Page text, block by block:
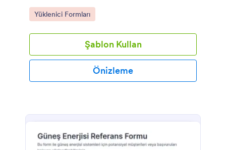
yanıtlarını tek yerde düzenli şekilde yönetin.
Go to Category:
Yüklenici Formları
Şablon Kullan
Önizleme